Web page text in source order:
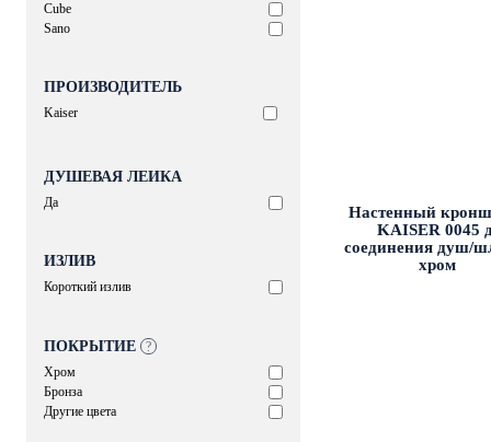
Cube
Sano
ПРОИЗВОДИТЕЛЬ
Kaiser
ДУШЕВАЯ ЛЕЙКА
Да
ИЗЛИВ
Короткий излив
ПОКРЫТИЕ
?
Хром
Бронза
Другие цвета
Настенный
KAISER 0045
соединения душ/
хром